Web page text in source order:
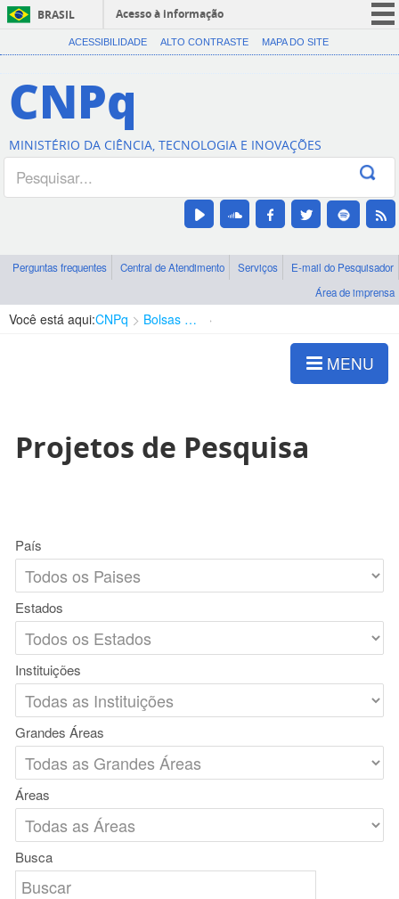
BRASIL
Acesso à informação
CORONAVÍRUS (COVID-19)
Canais
ACESSIBILIDADE ALTO CONTRASTE MAPA DO SITE
CNPq
MINISTÉRIO DA CIÊNCIA, TECNOLOGIA E INOVAÇÕES
Perguntas frequentes Central de Atendimento Serviços
E-mail do Pesquisador
Área de imprensa
Você está aqui:CNPq Bolsas e Auxílios Vigentes
MENU
Projetos de Pesquisa
País
Estados
Instituições
Grandes Áreas
Áreas
Busca